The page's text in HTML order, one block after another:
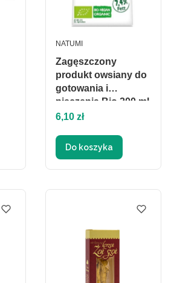
Zagęszczony
produkt owsiany do
gotowania i
pieczenia Bio 200 ml
- Natumi
PRODUCENT
NATUMI
Cena
6,10 zł
Do koszyka